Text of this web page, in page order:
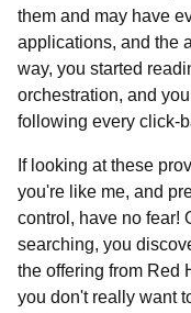
them and may have
applications, and the
way, you started
orchestration, and
following every click-
If looking at these
you're like me, and
control, have no fear!
searching, you
the offering from Red
you don't really want